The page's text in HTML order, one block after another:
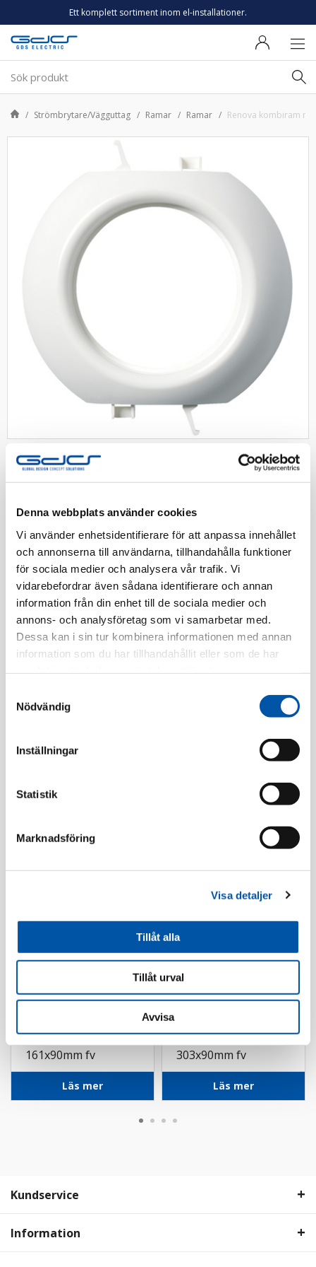
Denna webbplats använder cookies
Vi använder enhetsidentifierare för att anpassa innehållet
och annonserna till användarna, tillhandahålla funktioner
för sociala medier och analysera vår trafik. Vi
vidarebefordrar även sådana identifierare och annan
information från din enhet till de sociala medier och
annons- och analysföretag som vi samarbetar med.
Dessa kan i sin tur kombinera informationen med annan
information som du har tillhandahållit eller som de har
Nödvändig
Inställningar
Statistik
Marknadsföring
Visa detaljer
Tillåt alla
Tillåt urval
Avvisa
Ett komplett sortiment inom el-installationer.
Strömbrytare/Vägguttag Ramar Ramar Renova kombiram
SCHNEIDER
Artnr:
1831156
EAN-kod:
3606480661082
Tillv. Artnr:
WDE011403
Finns i lager
Registrera dig
RS kombiram 2-fack
161x90mm fv
Läs mer
RS kombiram 4-fack
303x90mm fv
Läs mer
Kundservice
Information